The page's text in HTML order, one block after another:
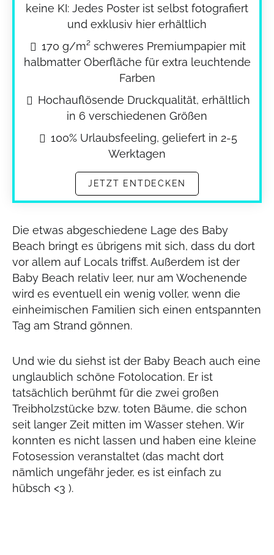
keine KI: Jedes Poster ist selbst fotografiert
und exklusiv hier erhältlich
170 g/m² schweres Premiumpapier mit
halbmatter Oberfläche für extra leuchtende
Farben
Hochauflösende Druckqualität, erhältlich
in 6 verschiedenen Größen
100% Urlaubsfeeling, geliefert in 2-5
Werktagen
JETZT ENTDECKEN
Die etwas abgeschiedene Lage des Baby
Beach bringt es übrigens mit sich, dass du dort
vor allem auf Locals triffst. Außerdem ist der
Baby Beach relativ leer, nur am Wochenende
wird es eventuell ein wenig voller, wenn die
einheimischen Familien sich einen entspannten
Tag am Strand gönnen.
Und wie du siehst ist der Baby Beach auch eine
unglaublich schöne Fotolocation. Er ist
tatsächlich berühmt für die zwei großen
Treibholzstücke bzw. toten Bäume, die schon
seit langer Zeit mitten im Wasser stehen. Wir
konnten es nicht lassen und haben eine kleine
Fotosession veranstaltet (das macht dort
nämlich ungefähr jeder, es ist einfach zu
hübsch <3 ).